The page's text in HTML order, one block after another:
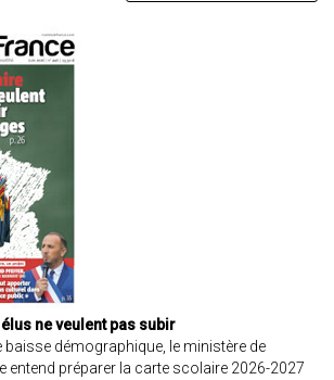
ne veulent pas subir
baisse démographique, le ministère de
entend préparer la carte scolaire 2026-2027